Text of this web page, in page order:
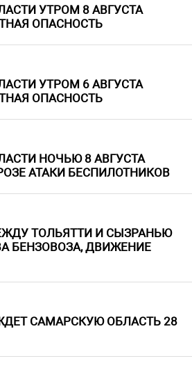
УТРОМ 8 АВГУСТА
ОПАСНОСТЬ
УТРОМ 6 АВГУСТА
ОПАСНОСТЬ
НОЧЬЮ 8 АВГУСТА
АТАКИ БЕСПИЛОТНИКОВ
ТОЛЬЯТТИ И СЫЗРАНЬЮ
БЕНЗОВОЗА, ДВИЖЕНИЕ
САМАРСКУЮ ОБЛАСТЬ 28